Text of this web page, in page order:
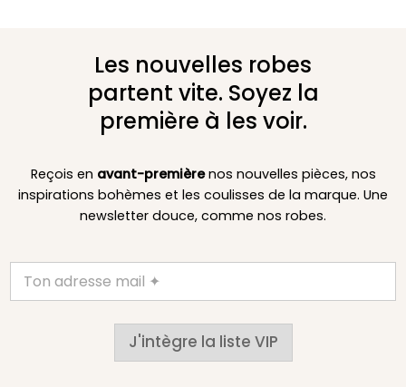
Les nouvelles robes
partent vite. Soyez la
première à les voir.
Reçois en avant-premièrenos nouvelles pièces, nos
inspirations bohèmes et les coulisses de la marque. Une
newsletter douce, comme nos robes.
J'intègre la liste VIP